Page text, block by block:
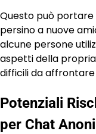
Questo può
persino a nuove
alcune persone
aspetti della
difficili da
Potenziali
per Chat